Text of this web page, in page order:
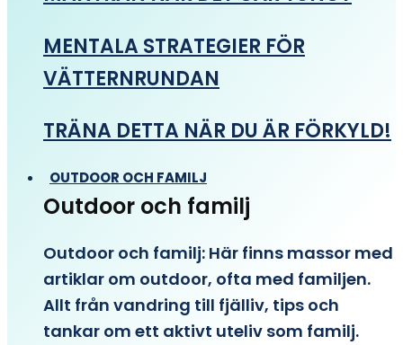
MENTALA STRATEGIER FÖR
VÄTTERNRUNDAN
TRÄNA DETTA NÄR DU ÄR FÖRKYLD!
OUTDOOR OCH FAMILJ
Outdoor och familj
Outdoor och familj: Här finns massor med
artiklar om outdoor, ofta med familjen.
Allt från vandring till fjälliv, tips och
tankar om ett aktivt uteliv som familj.